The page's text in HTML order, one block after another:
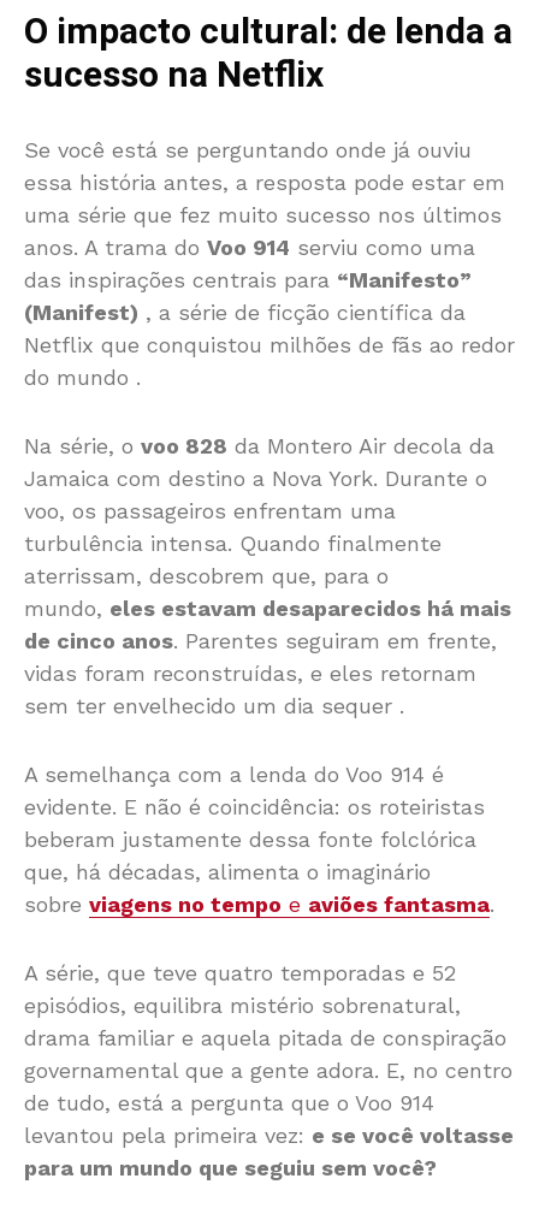
O impacto cultural: de lenda a
sucesso na Netflix
Se você está se perguntando onde já ouviu
essa história antes, a resposta pode estar em
uma série que fez muito sucesso nos últimos
anos. A trama do Voo 914 serviu como uma
das inspirações centrais para “Manifesto”
(Manifest) , a série de ficção científica da
Netflix que conquistou milhões de fãs ao redor
do mundo .
Na série, o voo 828 da Montero Air decola da
Jamaica com destino a Nova York. Durante o
voo, os passageiros enfrentam uma
turbulência intensa. Quando finalmente
aterrissam, descobrem que, para o
mundo, eles estavam desaparecidos há mais
de cinco anos. Parentes seguiram em frente,
vidas foram reconstruídas, e eles retornam
sem ter envelhecido um dia sequer .
A semelhança com a lenda do Voo 914 é
evidente. E não é coincidência: os roteiristas
beberam justamente dessa fonte folclórica
que, há décadas, alimenta o imaginário
sobre viagens no tempo e aviões fantasma.
A série, que teve quatro temporadas e 52
episódios, equilibra mistério sobrenatural,
drama familiar e aquela pitada de conspiração
governamental que a gente adora. E, no centro
de tudo, está a pergunta que o Voo 914
levantou pela primeira vez: e se você voltasse
para um mundo que seguiu sem você?